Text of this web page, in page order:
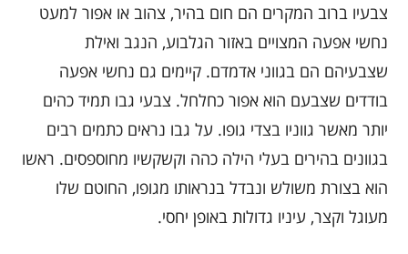
צבעיו ברוב המקרים הם חום בהיר, צהוב או אפור למעט
נחשי אפעה המצויים באזור הגלבוע, הנגב ואילת
שצבעיהם הם בגווני אדמדם. קיימים גם נחשי אפעה
בודדים שצבעם הוא אפור כחלחל. צבעי גבו תמיד כהים
יותר מאשר גווניו בצדי גופו. על גבו נראים כתמים רבים
בגוונים בהירים בעלי הילה כהה וקשקשיו מחוספסים. ראשו
הוא בצורת משולש ונבדל בנראותו מגופו, החוטם שלו
מעוגל וקצר, עיניו גדולות באופן יחסי.